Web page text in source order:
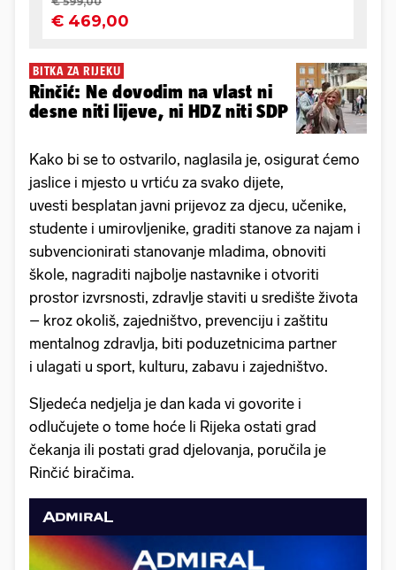
BITKA ZA RIJEKU
Rinčić: Ne dovodim na vlast ni
desne niti lijeve, ni HDZ niti SDP
Kako bi se to ostvarilo, naglasila je, osigurat ćemo
jaslice i mjesto u vrtiću za svako dijete,
uvesti besplatan javni prijevoz za djecu, učenike,
studente i umirovljenike, graditi stanove za najam i
subvencionirati stanovanje mladima, obnoviti
škole, nagraditi najbolje nastavnike i otvoriti
prostor izvrsnosti, zdravlje staviti u središte života
– kroz okoliš, zajedništvo, prevenciju i zaštitu
mentalnog zdravlja, biti poduzetnicima partner
i ulagati u sport, kulturu, zabavu i zajedništvo.
Sljedeća nedjelja je dan kada vi govorite i
odlučujete o tome hoće li Rijeka ostati grad
čekanja ili postati grad djelovanja, poručila je
Rinčić biračima.